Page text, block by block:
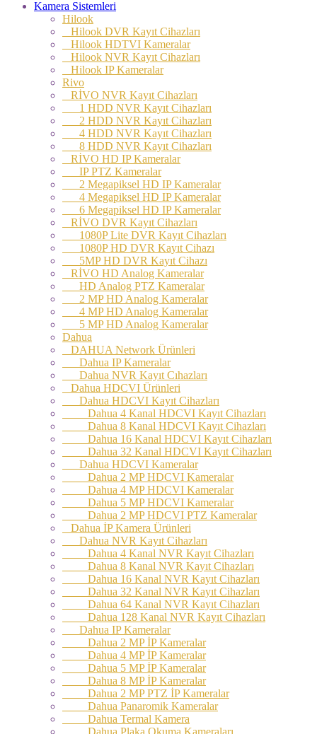
Kamera Sistemleri
Hilook
Hilook DVR Kayıt Cihazları
Hilook HDTVI Kameralar
Hilook NVR Kayıt Cihazları
Hilook IP Kameralar
Rivo
RİVO NVR Kayıt Cihazları
1 HDD NVR Kayıt Cihazları
2 HDD NVR Kayıt Cihazları
4 HDD NVR Kayıt Cihazları
8 HDD NVR Kayıt Cihazları
RİVO HD IP Kameralar
IP PTZ Kameralar
2 Megapiksel HD IP Kameralar
4 Megapiksel HD IP Kameralar
6 Megapiksel HD IP Kameralar
RİVO DVR Kayıt Cihazları
1080P Lite DVR Kayıt Cihazları
1080P HD DVR Kayıt Cihazı
5MP HD DVR Kayıt Cihazı
RİVO HD Analog Kameralar
HD Analog PTZ Kameralar
2 MP HD Analog Kameralar
4 MP HD Analog Kameralar
5 MP HD Analog Kameralar
Dahua
DAHUA Network Ürünleri
Dahua IP Kameralar
Dahua NVR Kayıt Cıhazları
Dahua HDCVI Ürünleri
Dahua HDCVI Kayıt Cihazları
Dahua 4 Kanal HDCVI Kayıt Cihazları
Dahua 8 Kanal HDCVI Kayıt Cihazları
Dahua 16 Kanal HDCVI Kayıt Cihazları
Dahua 32 Kanal HDCVI Kayıt Cihazları
Dahua HDCVI Kameralar
Dahua 2 MP HDCVI Kameralar
Dahua 4 MP HDCVI Kameralar
Dahua 5 MP HDCVI Kameralar
Dahua 2 MP HDCVI PTZ Kameralar
Dahua İP Kamera Ürünleri
Dahua NVR Kayıt Cihazları
Dahua 4 Kanal NVR Kayıt Cihazları
Dahua 8 Kanal NVR Kayıt Cihazları
Dahua 16 Kanal NVR Kayıt Cihazları
Dahua 32 Kanal NVR Kayıt Cihazları
Dahua 64 Kanal NVR Kayıt Cihazları
Dahua 128 Kanal NVR Kayıt Cihazları
Dahua IP Kameralar
Dahua 2 MP İP Kameralar
Dahua 4 MP İP Kameralar
Dahua 5 MP İP Kameralar
Dahua 8 MP İP Kameralar
Dahua 2 MP PTZ İP Kameralar
Dahua Panaromik Kameralar
Dahua Termal Kamera
Dahua Plaka Okuma Kameraları